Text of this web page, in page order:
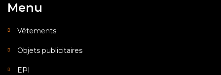
Menu
Vêtements
Objets publicitaires
EPI